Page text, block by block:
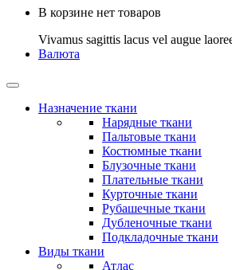
В корзине нет товаров
Vivamus sagittis lacus vel augue
Валюта
Назначение ткани
Нарядные ткани
Пальтовые ткани
Костюмные ткани
Блузочные ткани
Плательные ткани
Курточные ткани
Рубашечные ткани
Дубленочные ткани
Подкладочные ткани
Виды ткани
Атлас